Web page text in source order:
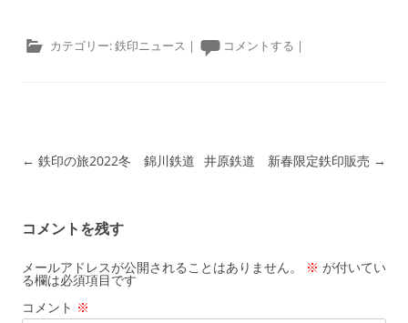
カテゴリー:鉄印ニュース | コメントする |
投稿ナビゲーション
← 鉄印の旅2022冬 錦川鉄道 井原鉄道 新春限定鉄印販売 →
コメントを残す
メールアドレスが公開されることはありません。 ※ が付いてい
る欄は必須項目です
コメント ※